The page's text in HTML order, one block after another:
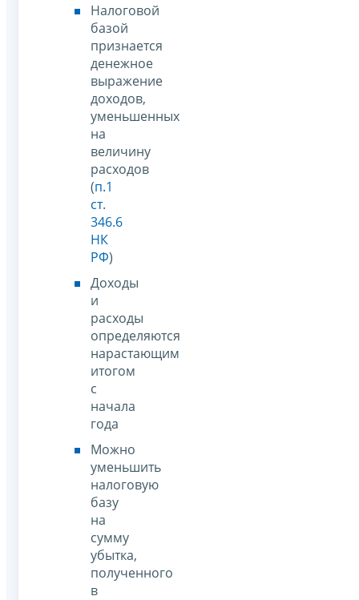
Налоговой
базой
признается
денежное
выражение
доходов,
уменьшенных
на
величину
расходов
(п.1
ст.
346.6
НК
РФ)
Доходы
и
расходы
определяются
нарастающим
итогом
с
начала
года
Можно
уменьшить
налоговую
базу
на
сумму
убытка,
полученного
в